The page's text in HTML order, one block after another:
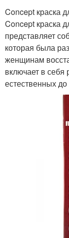
Concept краска
Concept краска
представляет
которая была
женщинам
включает в себя
естественных до